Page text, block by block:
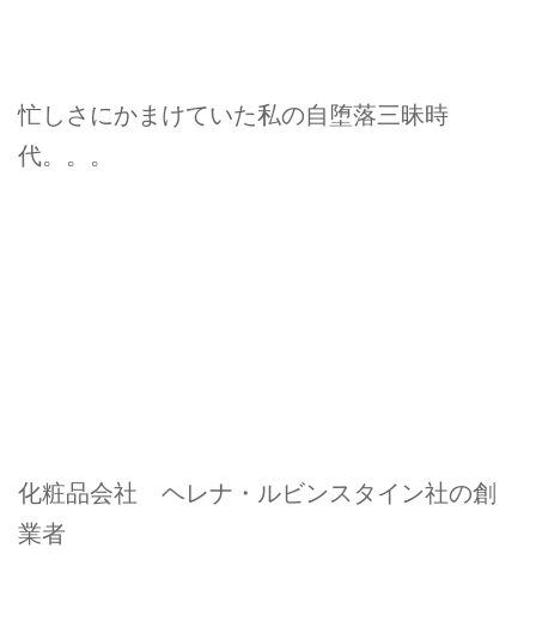
忙しさにかまけていた私の自堕落三昧時
代。。。
化粧品会社 ヘレナ・ルビンスタイン社の創
業者